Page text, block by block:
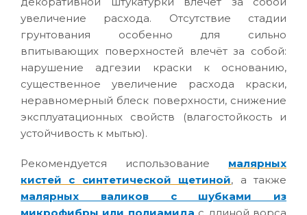
увеличение расхода. Отсутствие стадии
грунтования особенно для сильно
впитывающих поверхностей влечёт за собой:
нарушение адгезии краски к основанию,
существенное увеличение расхода краски,
неравномерный блеск поверхности, снижение
эксплуатационных свойств (влагостойкость и
устойчивость к мытью).
Рекомендуется использование малярных
кистей с синтетической щетиной, а также
малярных валиков с шубками из